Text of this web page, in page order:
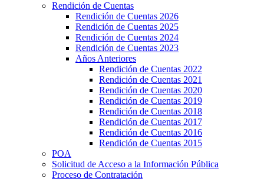
Rendición de Cuentas
Rendición de Cuentas 2026
Rendición de Cuentas 2025
Rendición de Cuentas 2024
Rendición de Cuentas 2023
Años Anteriores
Rendición de Cuentas 2022
Rendición de Cuentas 2021
Rendición de Cuentas 2020
Rendición de Cuentas 2019
Rendición de Cuentas 2018
Rendición de Cuentas 2017
Rendición de Cuentas 2016
Rendición de Cuentas 2015
POA
Solicitud de Acceso a la Información Pública
Proceso de Contratación